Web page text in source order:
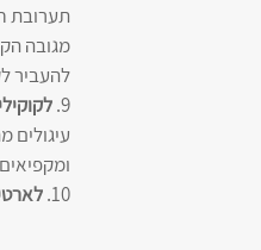
מגובה
להעביר
9.
עיגולים
10.